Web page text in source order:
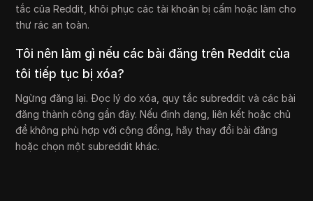
tắc của Reddit, khôi phục các tài khoản bị cấm hoặc làm cho
thư rác an toàn.
Tôi nên làm gì nếu các bài đăng trên Reddit của
tôi tiếp tục bị xóa?
Ngừng đăng lại. Đọc lý do xóa, quy tắc subreddit và các bài
đăng thành công gần đây. Nếu định dạng, liên kết hoặc chủ
đề không phù hợp với cộng đồng, hãy thay đổi bài đăng
hoặc chọn một subreddit khác.